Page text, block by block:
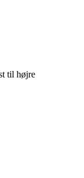
til højre